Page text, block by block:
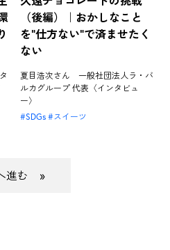
（後編）｜おかしなこと
を"仕方ない"で済ませたく
ない
夏目浩次さん 一般社団法人ラ・バ
ルカグループ 代表〈インタビュ
ー〉
SDGs
スイーツ
»